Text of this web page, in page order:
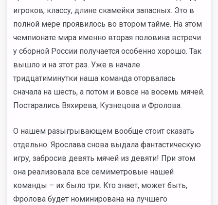
игроков, классу, длине скамейки запасных. Это в
полной мере проявилось во втором тайме. На этом
чемпионате мира именно вторая половина встречи
у сборной России получается особенно хорошо. Так
вышло и на этот раз. Уже в начале
тридцатиминутки наша команда оторвалась
сначала на шесть, а потом и вовсе на восемь мячей.
Постарались Вяхирева, Кузнецова и Фролова.
О нашем разыгрывающем вообще стоит сказать
отдельно. Ярослава снова выдала фантастическую
игру, забросив девять мячей из девяти! При этом
она реализовала все семиметровые нашей
команды – их было три. Кто знает, может быть,
Фролова будет номинирована на лучшего